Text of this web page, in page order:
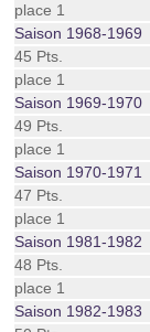
place 1
Saison 1968-1969
45 Pts.
place 1
Saison 1969-1970
49 Pts.
place 1
Saison 1970-1971
47 Pts.
place 1
Saison 1981-1982
48 Pts.
place 1
Saison 1982-1983